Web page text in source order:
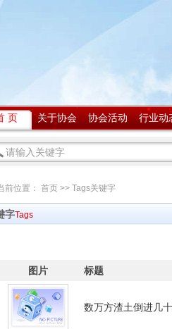
页 关于协会 协会活动 行业动
前位置： 首页 >> Tags关键字
字Tags
图片 标题
数万方渣土倒进几